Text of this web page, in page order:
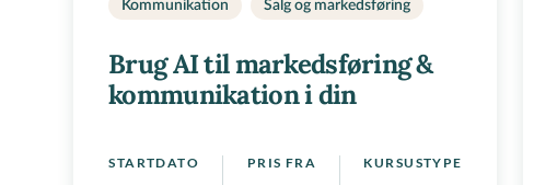
Kommunikation Salg og markedsføring
Brug AI til markedsføring &
kommunikation i din
STARTDATO PRIS FRA KURSUSTYPE